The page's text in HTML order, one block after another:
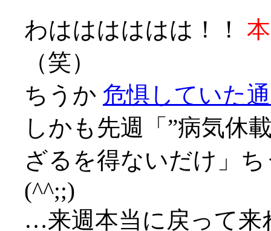
わはははははは！！
（笑）
ちうか 危惧していた
しかも先週「”病気休
ざるを得ないだけ」
(^^;;)
…来週本当に戻って来